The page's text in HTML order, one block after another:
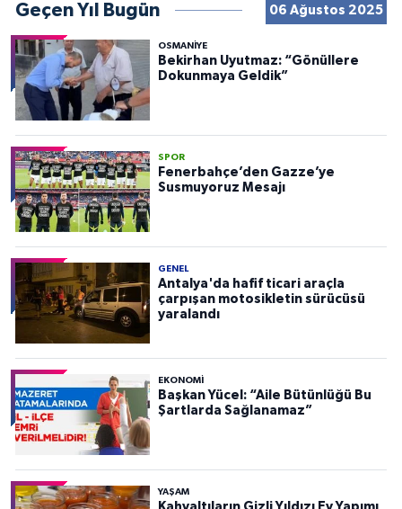
Geçen Yıl Bugün 06 Ağustos 2025
OSMANIYE
Bekirhan Uyutmaz: “Gönüllere
Dokunmaya Geldik”
SPOR
Fenerbahçe’den Gazze’ye
Susmuyoruz Mesajı
GENEL
Antalya'da hafif ticari araçla
çarpışan motosikletin sürücüsü
yaralandı
EKONOMI
Başkan Yücel: “Aile Bütünlüğü Bu
Şartlarda Sağlanamaz”
YAŞAM